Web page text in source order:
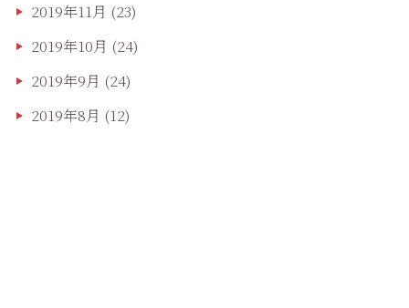
2019年11月 (23)
2019年10月 (24)
2019年9月 (24)
2019年8月 (12)